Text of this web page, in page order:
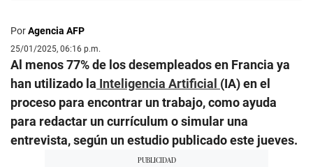
PorAgencia AFP
25/01/2025, 06:16 p.m.
Al menos 77% de los desempleados en Francia ya
han utilizado la Inteligencia Artificial (IA) en el
proceso para encontrar un trabajo, como ayuda
para redactar un currículum o simular una
entrevista, según un estudio publicado este jueves.